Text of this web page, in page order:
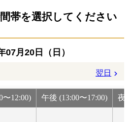
帯を選択してください
07月20日（日）
翌日
〜12:00) 午後 (13:00〜17:00) 夜